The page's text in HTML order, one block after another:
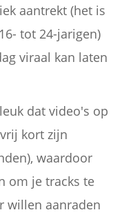
aantrekt (het is
tot 24-jarigen)
viraal kan laten
dat video's op
kort zijn
waardoor
om je tracks te
willen aanraden